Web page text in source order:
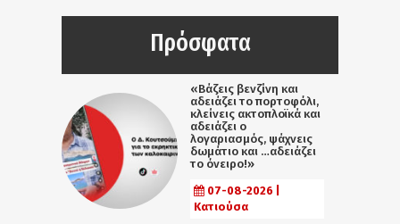
Πρόσφατα
«Βάζεις βενζίνη και
αδειάζει το πορτοφόλι,
κλείνεις ακτοπλοϊκά και
αδειάζει ο
λογαριασμός, ψάχνεις
δωμάτιο και …αδειάζει
το όνειρο!»
07-08-2026 |
Κατιούσα